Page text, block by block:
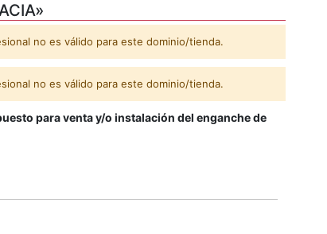
no es válido para este dominio/tienda.
no es válido para este dominio/tienda.
para venta y/o instalación del enganche de